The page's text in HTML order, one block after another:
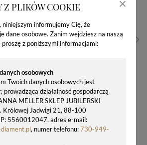
Z PLIKÓW COOKIE
informujemy Cię, że
dane osobowe. Zanim wejdziesz na naszą
z poniższymi informacjami:
osobowych
Twoich danych osobowych jest
prowadząca działalność gospodarczą
MELLER SKLEP JUBILERSKI
Królowej Jadwigi 21, 88-100
5560012047, adres e-mail:
, numer telefonu:730-949-